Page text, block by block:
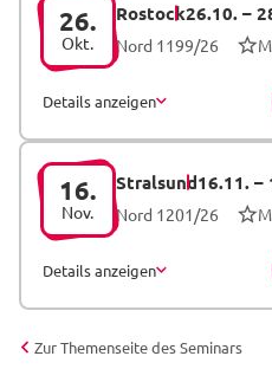
26.
Okt.
Rostock26.10.–
Nord 1199/26
Details anzeigen
16.
Nov.
Stralsund16.11.–
Nord 1201/26
Details anzeigen
Zur Themenseite des Seminars